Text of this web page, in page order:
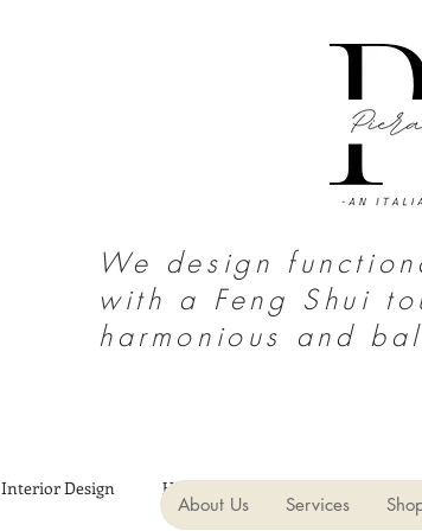
We design
with a Feng Shui
harmonious and
Interior Design Healthy Home Home Decor
About Us Services